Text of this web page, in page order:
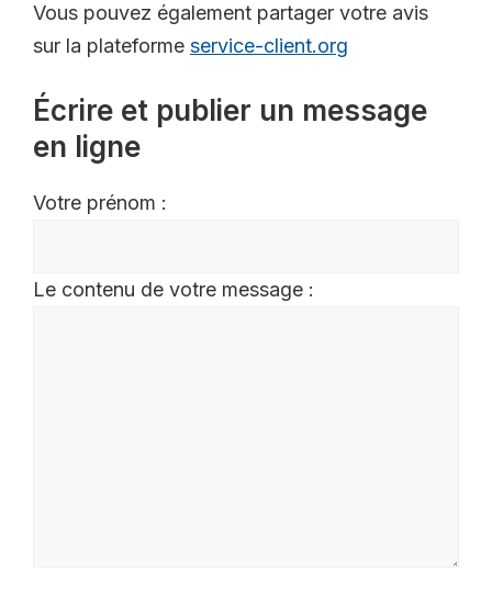
Vous pouvez également partager votre avis
sur la plateforme service-client.org
Écrire et publier un message
en ligne
Votre prénom :
Le contenu de votre message :